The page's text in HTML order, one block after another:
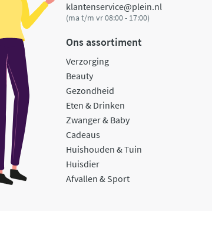
klantenservice@plein.nl
(ma t/m vr 08:00 - 17:00)
Ons assortiment
Verzorging
Beauty
Gezondheid
Eten & Drinken
Zwanger & Baby
Cadeaus
Huishouden & Tuin
Huisdier
Afvallen & Sport